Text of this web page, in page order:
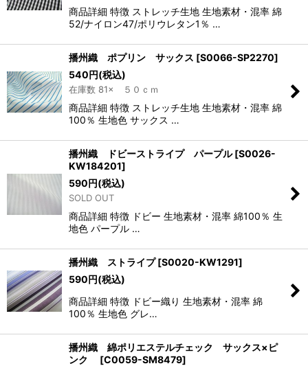
商品詳細 特徴 ストレッチ生地 生地素材・混率 綿
52/ナイロン47/ポリウレタン1％ …
播州織 ポプリン サックス [S0066-SP2270]
540円(税込)
在庫数 81× ５０ｃｍ
商品詳細 特徴 ストレッチ生地 生地素材・混率 綿
100％ 生地色 サックス …
播州織 ドビーストライプ パープル [S0026-
KW184201]
590円(税込)
SOLD OUT
商品詳細 特徴 ドビー 生地素材・混率 綿100％ 生
地色 パープル …
播州織 ストライプ [S0020-KW1291]
590円(税込)
商品詳細 特徴 ドビー織り 生地素材・混率 綿
100％ 生地色 グレ…
播州織 綿ポリエステルチェック サックス×ピ
ンク
[C0059-SM8479]